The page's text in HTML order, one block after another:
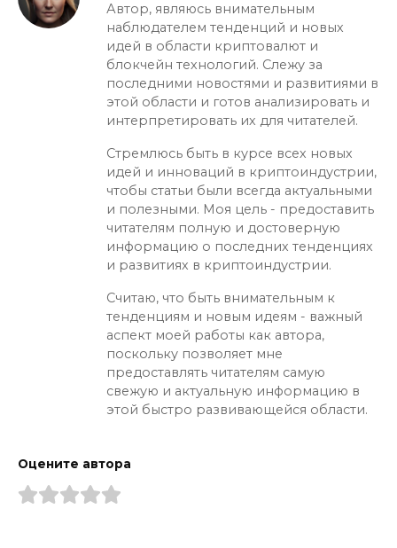
Автор, являюсь внимательным
наблюдателем тенденций и новых
идей в области криптовалют и
блокчейн технологий. Слежу за
последними новостями и развитиями в
этой области и готов анализировать и
интерпретировать их для читателей.
Стремлюсь быть в курсе всех новых
идей и инноваций в криптоиндустрии,
чтобы статьи были всегда актуальными
и полезными. Моя цель - предоставить
читателям полную и достоверную
информацию о последних тенденциях
и развитиях в криптоиндустрии.
Считаю, что быть внимательным к
тенденциям и новым идеям - важный
аспект моей работы как автора,
поскольку позволяет мне
предоставлять читателям самую
свежую и актуальную информацию в
этой быстро развивающейся области.
Оцените автора